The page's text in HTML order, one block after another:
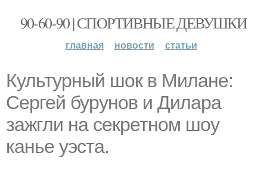
90-60-90 | СПОРТИВНЫЕ ДЕВУШКИ
главная новости статьи
Культурный шок в Милане:
Сергей бурунов и Дилара
зажгли на секретном шоу
канье уэста.